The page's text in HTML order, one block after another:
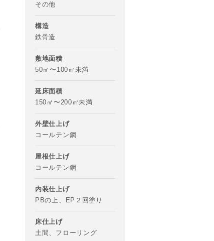
その他
構造
鉄骨造
敷地面積
50㎡〜100㎡未満
延床面積
150㎡〜200㎡未満
外壁仕上げ
コールテン鋼
屋根仕上げ
コールテン鋼
内装仕上げ
PBの上、EP２回塗り
床仕上げ
土間、フローリング